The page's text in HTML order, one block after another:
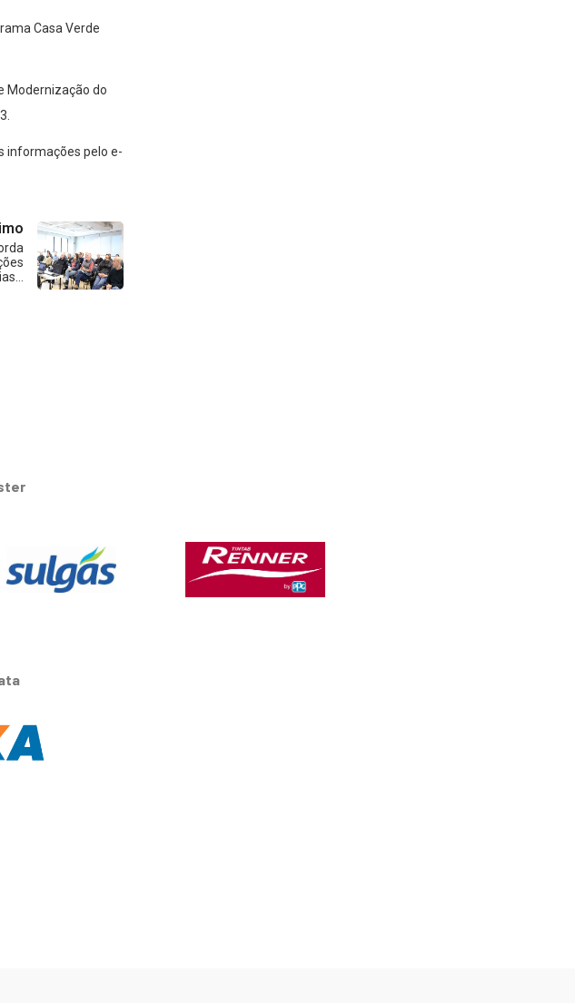
Casa Verde
Modernização do
informações pelo e-